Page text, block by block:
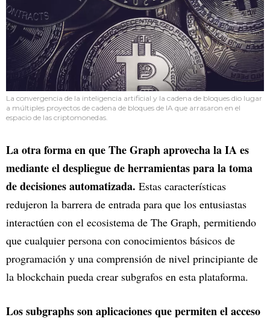
La convergencia de la inteligencia artificial y la cadena de bloques dio lugar
a múltiples proyectos de cadena de bloques de IA que arrasaron en el
espacio de las criptomonedas.
La otra forma en que The Graph aprovecha la IA es
mediante el despliegue de herramientas para la toma
de decisiones automatizada. Estas características
redujeron la barrera de entrada para que los entusiastas
interactúen con el ecosistema de The Graph, permitiendo
que cualquier persona con conocimientos básicos de
programación y una comprensión de nivel principiante de
la blockchain pueda crear subgrafos en esta plataforma.
Los subgraphs son aplicaciones que permiten el acceso